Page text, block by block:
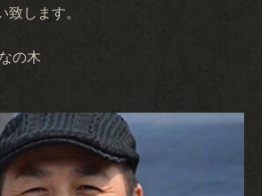
致します。
の木